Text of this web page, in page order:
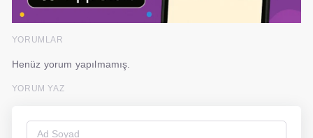
YORUMLAR
Henüz yorum yapılmamış.
YORUM YAZ